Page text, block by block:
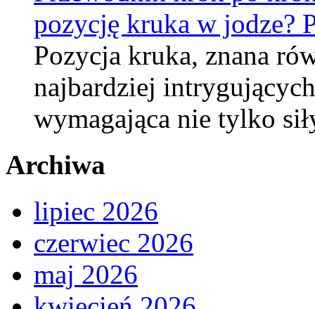
pozycję kruka w jodze?
Pozycja kruka, znana
najbardziej
wymagająca nie tylko
Archiwa
lipiec 2026
czerwiec 2026
maj 2026